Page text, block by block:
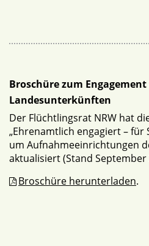
Broschüre zum
Landesunterkünften
Der Flüchtlingsrat NRW hat
„Ehrenamtlich engagiert – für
um Aufnahmeeinrichtungen
aktualisiert (Stand September
Broschüre herunterladen.